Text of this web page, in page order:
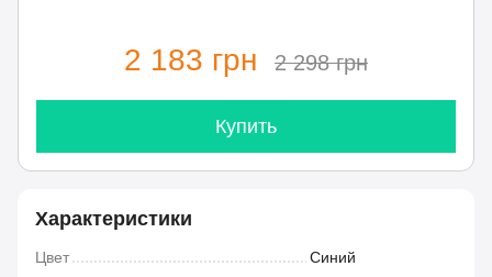
2 183 грн 2 298 грн
Купить
Характеристики
Цвет Синий